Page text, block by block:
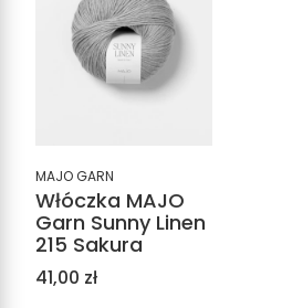
MAJO GARN
Włóczka MAJO
Garn Sunny Linen
215 Sakura
Cena
41,00 zł